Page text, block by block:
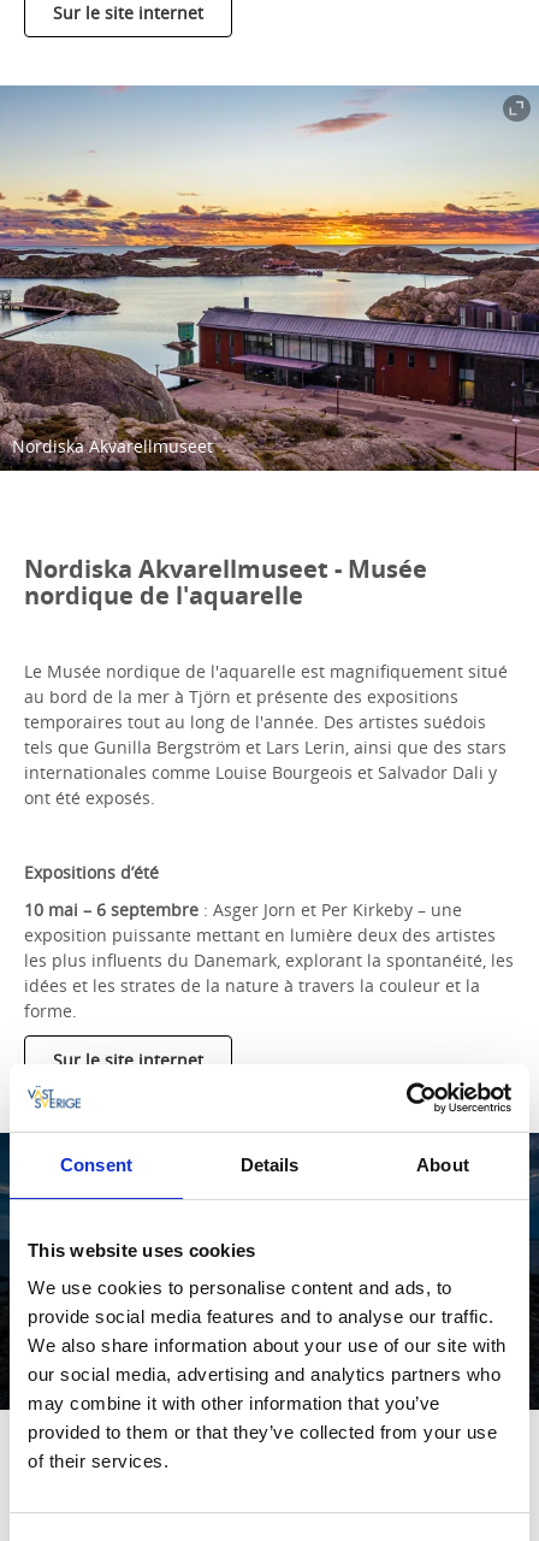
Consent Details About
This website uses cookies
We use cookies to personalise content and ads, to
provide social media features and to analyse our traffic.
We also share information about your use of our site with
our social media, advertising and analytics partners who
may combine it with other information that you’ve
provided to them or that they’ve collected from your use
of their services.
Sur le site internet
Nordiska Akvarellmuseet
Nordiska Akvarellmuseet - Musée
nordique de l'aquarelle
Le Musée nordique de l'aquarelle est magnifiquement situé
au bord de la mer à Tjörn et présente des expositions
temporaires tout au long de l'année. Des artistes suédois
tels que Gunilla Bergström et Lars Lerin, ainsi que des stars
internationales comme Louise Bourgeois et Salvador Dali y
ont été exposés.
Expositions d’été
10 mai – 6 septembre : Asger Jorn et Per Kirkeby – une
exposition puissante mettant en lumière deux des artistes
les plus influents du Danemark, explorant la spontanéité, les
idées et les strates de la nature à travers la couleur et la
forme.
Sur le site internet
Pater Noster
Pater Noster